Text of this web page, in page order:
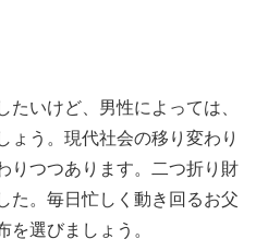
たいけど、男性によっては、
ょう。現代社会の移り変わり
りつつあります。二つ折り財
た。毎日忙しく動き回るお父
を選びましょう。